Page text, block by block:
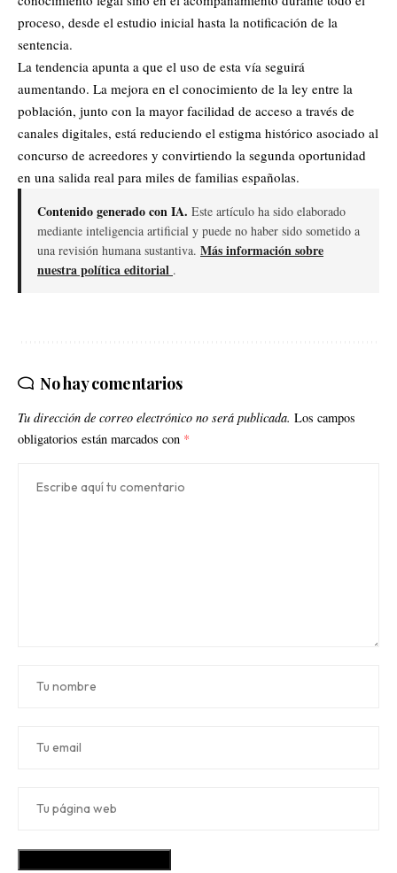
proceso, desde el estudio inicial hasta la notificación de la
sentencia.
La tendencia apunta a que el uso de esta vía seguirá
aumentando. La mejora en el conocimiento de la ley entre la
población, junto con la mayor facilidad de acceso a través de
canales digitales, está reduciendo el estigma histórico asociado al
concurso de acreedores y convirtiendo la segunda oportunidad
en una salida real para miles de familias españolas.
Contenido generado con IA. Este artículo ha sido elaborado
mediante inteligencia artificial y puede no haber sido sometido a
una revisión humana sustantiva. Más información sobre
nuestra política editorial .
No hay comentarios
Tu dirección de correo electrónico no será publicada. Los campos
obligatorios están marcados con *